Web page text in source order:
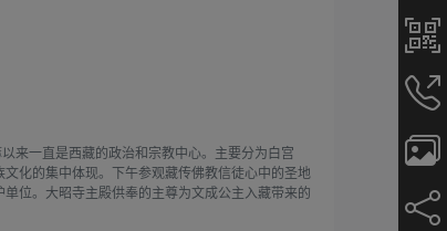
来一直是西藏的政治和宗教中心。主要分为白宫
化的集中体现。下午参观藏传佛教信徒心中的圣地
位。大昭寺主殿供奉的主尊为文成公主入藏带来的